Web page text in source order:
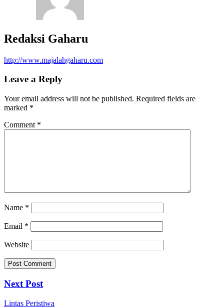
Redaksi Gaharu
http://www.majalahgaharu.com
Leave a Reply
Your email address will not be published. Required fields are
marked *
Comment *
Name *
Email *
Website
Next Post
Lintas Peristiwa